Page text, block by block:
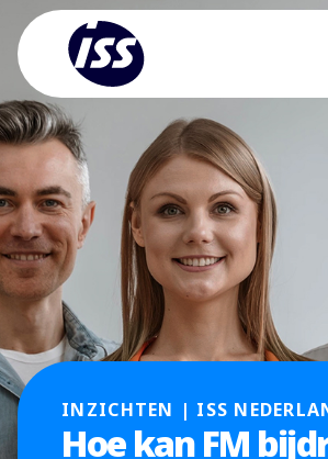
INZICHTEN | ISS
Hoe kan FM